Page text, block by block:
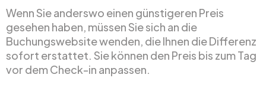
Wenn Sie anderswo einen günstigeren Preis
gesehen haben, müssen Sie sich an die
Buchungswebsite wenden, die Ihnen die Differenz
sofort erstattet. Sie können den Preis bis zum Tag
vor dem Check-in anpassen.